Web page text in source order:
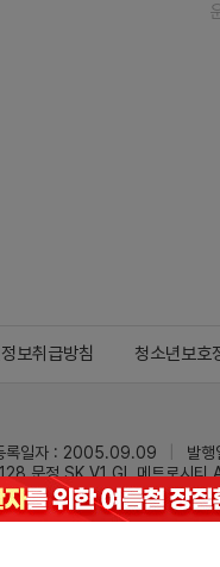
보취급방침 청소년보호
록일자 : 2005.09.09 발
문정 SK V1 GL 메트로시티
: 02-3434-0169 Mail :